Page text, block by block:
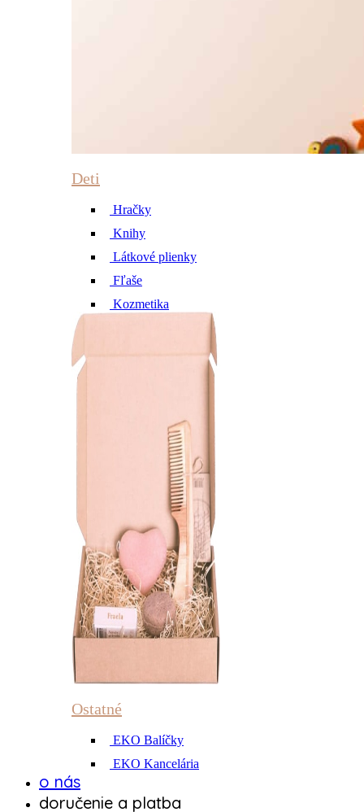
Deti
Hračky
Knihy
Látkové plienky
Fľaše
Kozmetika
Ostatné
EKO Balíčky
EKO Kancelária
o nás
doručenie a platba